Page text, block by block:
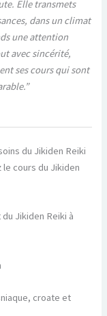
Elle transmets
dans un climat
une attention
avec sincérité,
ses cours qui sont
du Jikiden Reiki
cours du Jikiden
Jikiden Reiki à
croate et